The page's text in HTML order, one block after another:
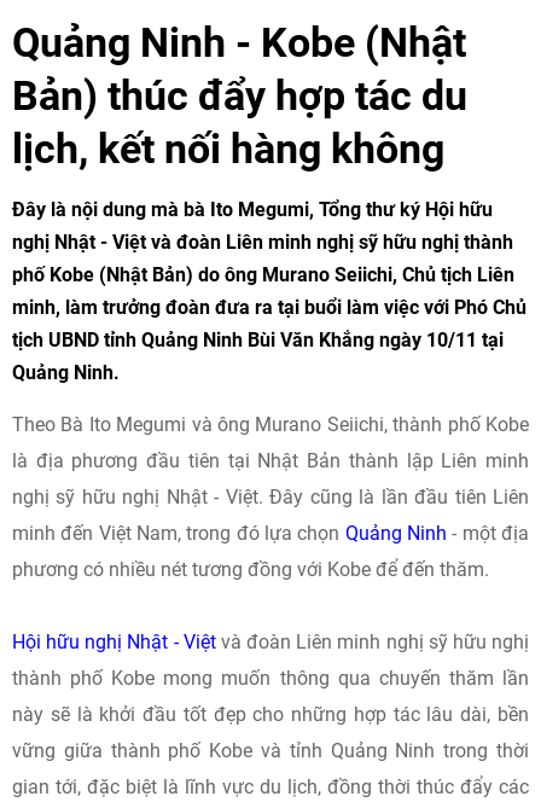
Quảng Ninh - Kobe (Nhật
Bản) thúc đẩy hợp tác du
lịch, kết nối hàng không
Đây là nội dung mà bà Ito Megumi, Tổng thư ký Hội hữu
nghị Nhật - Việt và đoàn Liên minh nghị sỹ hữu nghị thành
phố Kobe (Nhật Bản) do ông Murano Seiichi, Chủ tịch Liên
minh, làm trưởng đoàn đưa ra tại buổi làm việc với Phó Chủ
tịch UBND tỉnh Quảng Ninh Bùi Văn Khắng ngày 10/11 tại
Quảng Ninh.
Theo Bà Ito Megumi và ông Murano Seiichi, thành phố Kobe
là địa phương đầu tiên tại Nhật Bản thành lập Liên minh
nghị sỹ hữu nghị Nhật - Việt. Đây cũng là lần đầu tiên Liên
minh đến Việt Nam, trong đó lựa chọn Quảng Ninh - một địa
phương có nhiều nét tương đồng với Kobe để đến thăm.
Hội hữu nghị Nhật - Việtvà đoàn Liên minh nghị sỹ hữu nghị
thành phố Kobe mong muốn thông qua chuyến thăm lần
này sẽ là khởi đầu tốt đẹp cho những hợp tác lâu dài, bền
vững giữa thành phố Kobe và tỉnh Quảng Ninh trong thời
gian tới, đặc biệt là lĩnh vực du lịch, đồng thời thúc đẩy các